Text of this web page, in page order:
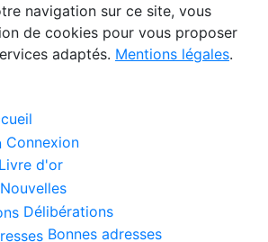
navigation sur ce site, vous
de cookies pour vous proposer
adaptés. Mentions légales.
Connexion
Livre d'or
Nouvelles
Délibérations
Bonnes adresses